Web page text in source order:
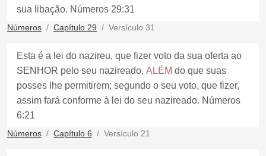
sua libação. Números 29:31
Números Capítulo 29 Versículo 31
Esta é a lei do nazireu, que fizer voto da sua oferta ao
SENHOR pelo seu nazireado, ALÉM do que suas
posses lhe permitirem; segundo o seu voto, que fizer,
assim fará conforme à lei do seu nazireado. Números
6:21
Números Capítulo 6 Versículo 21